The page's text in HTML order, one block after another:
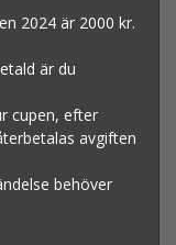
2024 är 2000 kr.
är du
cupen, efter
avgiften
behöver